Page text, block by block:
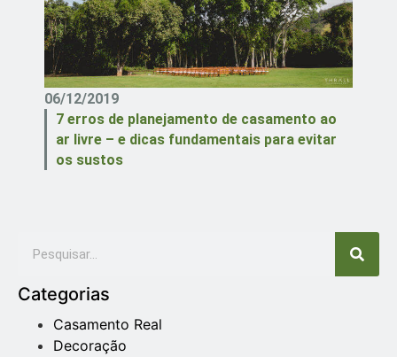
06/12/2019
7 erros de planejamento de casamento ao
ar livre – e dicas fundamentais para evitar
os sustos
Categorias
Casamento Real
Decoração